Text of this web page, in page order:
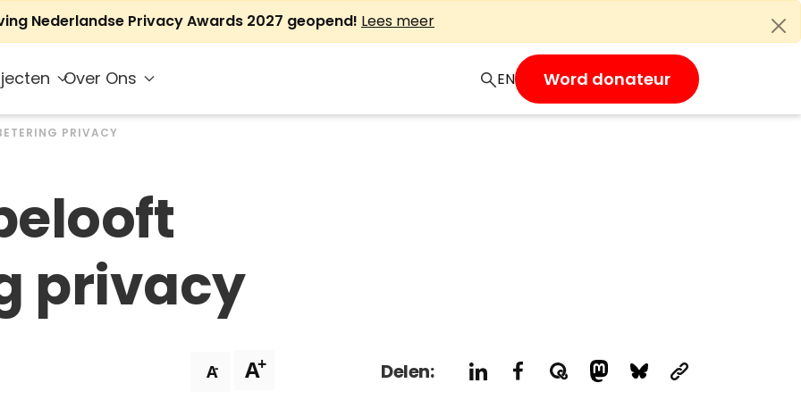
Nederlandse Privacy Awards 2027 geopend! Lees meer
Over Ons EN Word donateur
PRIVACY
privacy
A- A+ Delen: